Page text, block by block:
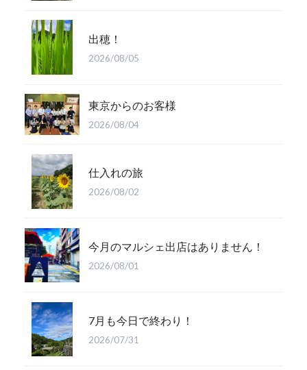
出穂！
2026/08/05
東京からのお客様
2026/08/04
仕入れの旅
2026/08/02
今月のマルシェ出店はありません！
2026/08/01
7月も今日で終わり！
2026/07/31